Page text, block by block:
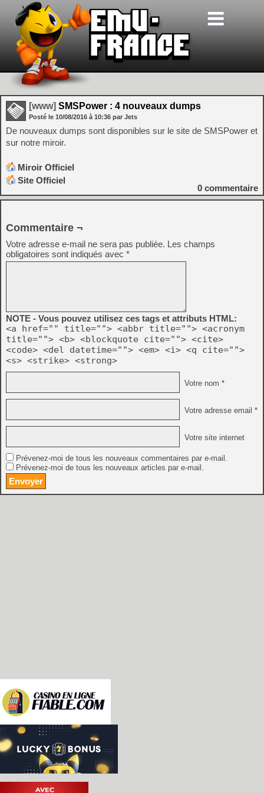
[www] SMSPower : 4 nouveaux dumps
Posté le 10/08/2016 à 10:36 par Jets
De nouveaux dumps sont disponibles sur le site de SMSPower et
sur notre miroir.
Miroir Officiel
Site Officiel
0 commentaire
Commentaire ¬
Votre adresse e-mail ne sera pas publiée. Les champs
obligatoires sont indiqués avec *
NOTE - Vous pouvez utilisez ces tags et attributs HTML:
<a href="" title=""> <abbr title=""> <acronym
title=""> <b> <blockquote cite=""> <cite>
<code> <del datetime=""> <em> <i> <q cite="">
<s> <strike> <strong>
Votre nom *
Votre adresse email *
Votre site internet
Prévenez-moi de tous les nouveaux commentaires par e-mail.
Prévenez-moi de tous les nouveaux articles par e-mail.